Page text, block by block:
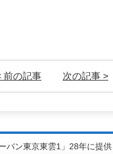
前の記事 次の記事 >
バン東京東雲1」28年に提供